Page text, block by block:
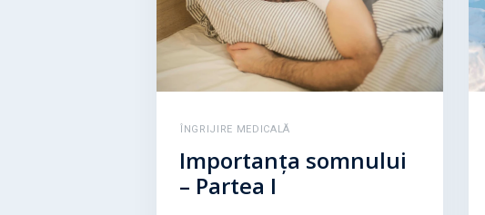
ÎNGRIJIRE MEDICALĂ
Importanța somnului
– Partea I